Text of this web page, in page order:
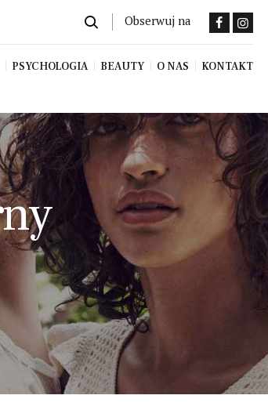
Obserwuj na
PSYCHOLOGIA BEAUTY O NAS KONTAKT